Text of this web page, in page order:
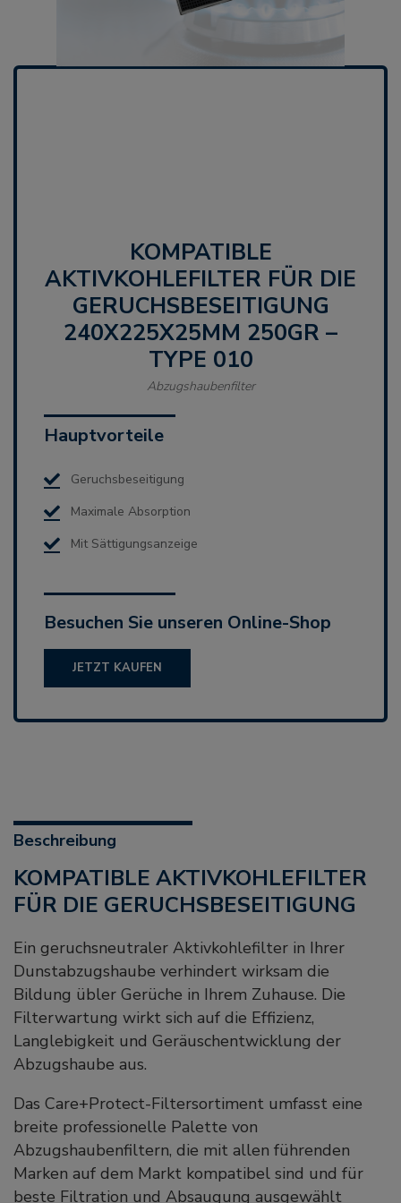
KOMPATIBLE
AKTIVKOHLEFILTER FÜR DIE
GERUCHSBESEITIGUNG
240X225X25MM 250GR –
TYPE 010
Abzugshaubenfilter
Hauptvorteile
Geruchsbeseitigung
Maximale Absorption
Mit Sättigungsanzeige
Besuchen Sie unseren Online-Shop
JETZT KAUFEN
Beschreibung
KOMPATIBLE AKTIVKOHLEFILTER
FÜR DIE GERUCHSBESEITIGUNG
Ein geruchsneutraler Aktivkohlefilter in Ihrer
Dunstabzugshaube verhindert wirksam die
Bildung übler Gerüche in Ihrem Zuhause. Die
Filterwartung wirkt sich auf die Effizienz,
Langlebigkeit und Geräuschentwicklung der
Abzugshaube aus.
Das Care+Protect-Filtersortiment umfasst eine
breite professionelle Palette von
Abzugshaubenfiltern, die mit allen führenden
Marken auf dem Markt kompatibel sind und für
beste Filtration und Absaugung ausgewählt